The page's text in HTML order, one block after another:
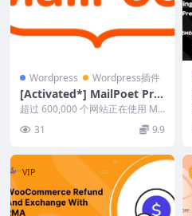
Wordpress Wordpress插件
[Activated*] MailPoet Pre
mium (v5.6.2)
超过 600,000 个网站正在使用 Ma
ilPoet 与其订阅者保持联系。在
一...31 9.9
VIP